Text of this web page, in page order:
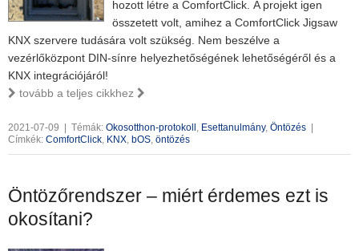
hozott létre a ComfortClick. A projekt igen
összetett volt, amihez a ComfortClick Jigsaw
KNX szervere tudására volt szükség. Nem beszélve a
vezérlőközpont DIN-sínre helyezhetőségének lehetőségéről és a
KNX integrációjáról!
tovább a teljes cikkhez
2021-07-09 Témák: Okosotthon-protokoll , Esettanulmány, Öntözés
Címkék: ComfortClick, KNX, bOS, öntözés
Öntözőrendszer – miért érdemes ezt is
okosítani?